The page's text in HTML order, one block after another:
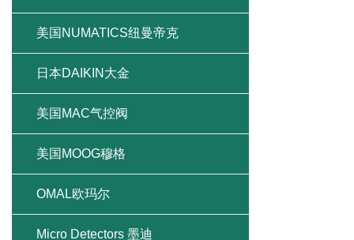
美国NUMATICS纽曼帝克
日本DAIKIN大金
美国MAC气控阀
美国MOOG穆格
OMAL欧玛尔
Micro Detectors 墨迪